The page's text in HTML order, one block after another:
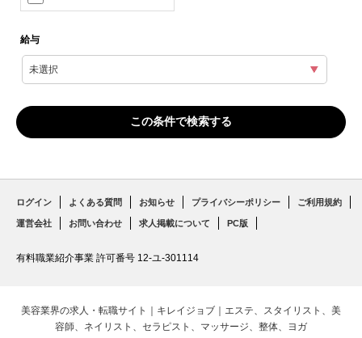
給与
ログイン よくある質問 お知らせ プライバシーポリシー ご利用規約
運営会社 お問い合わせ 求人掲載について PC版
有料職業紹介事業 許可番号 12-ユ-301114
美容業界の求人・転職サイト｜キレイジョブ｜エステ、スタイリスト、美
容師、ネイリスト、セラピスト、マッサージ、整体、ヨガ